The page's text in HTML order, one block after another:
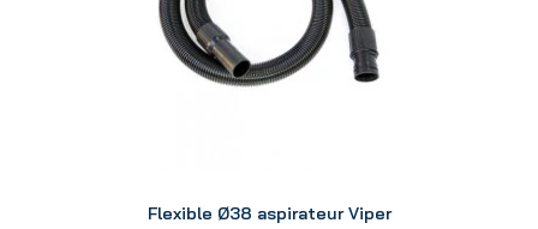
Flexible Ø38 aspirateur Viper